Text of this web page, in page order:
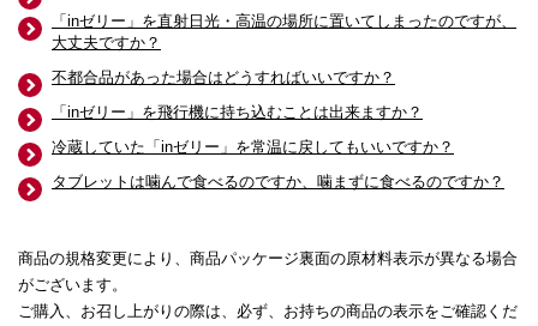
「inゼリー」を直射日光・高温の場所に置いてしまったのですが、
大丈夫ですか？
不都合品があった場合はどうすればいいですか？
「inゼリー」を飛行機に持ち込むことは出来ますか？
冷蔵していた「inゼリー」を常温に戻してもいいですか？
タブレットは噛んで食べるのですか、噛まずに食べるのですか？
商品の規格変更により、商品パッケージ裏面の原材料表示が異なる場合
がございます。
ご購入、お召し上がりの際は、必ず、お持ちの商品の表示をご確認くだ